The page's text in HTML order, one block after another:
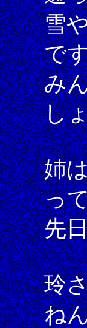
雪
で
み
し
姉
っ
先
玲
ね